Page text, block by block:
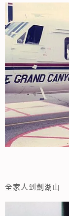
全家人到劍湖山